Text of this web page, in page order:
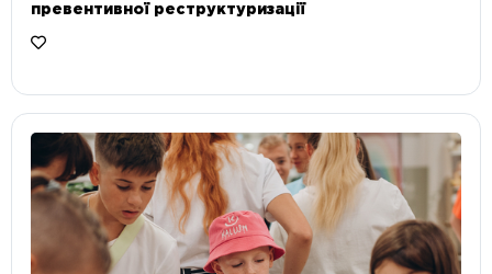
превентивної реструктуризації